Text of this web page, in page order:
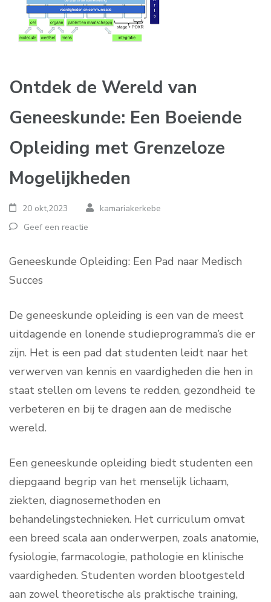
Ontdek de Wereld van
Geneeskunde: Een Boeiende
Opleiding met Grenzeloze
Mogelijkheden
20 okt,2023
kamariakerkebe
Geef een reactie
Geneeskunde Opleiding: Een Pad naar Medisch
Succes
De geneeskunde opleiding is een van de meest
uitdagende en lonende studieprogramma’s die er
zijn. Het is een pad dat studenten leidt naar het
verwerven van kennis en vaardigheden die hen in
staat stellen om levens te redden, gezondheid te
verbeteren en bij te dragen aan de medische
wereld.
Een geneeskunde opleiding biedt studenten een
diepgaand begrip van het menselijk lichaam,
ziekten, diagnosemethoden en
behandelingstechnieken. Het curriculum omvat
een breed scala aan onderwerpen, zoals anatomie,
fysiologie, farmacologie, pathologie en klinische
vaardigheden. Studenten worden blootgesteld
aan zowel theoretische als praktische training,